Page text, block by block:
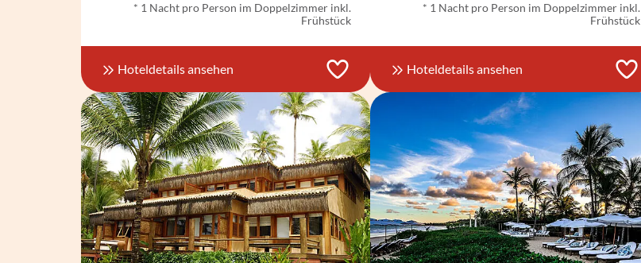
* 1 Nacht pro Person im Doppelzimmer inkl.
Frühstück
Hoteldetails ansehen
* 1 Nacht pro Person im Doppelzimmer inkl.
Frühstück
Hoteldetails ansehen